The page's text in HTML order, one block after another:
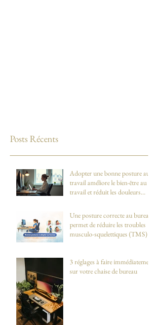
Posts Récents
Adopter une bonne posture au
travail améliore le bien-être au
travail et réduit les douleurs
Une posture correcte au bureau
permet de réduire les troubles
musculo-squelettiques (TMS)
3 réglages à faire immédiatement
sur votre chaise de bureau